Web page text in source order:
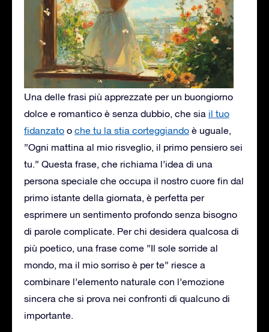
Una delle frasi più apprezzate per un buongiorno
dolce e romantico è senza dubbio, che sia il tuo
fidanzato o che tu la stia corteggiando è uguale,
”Ogni mattina al mio risveglio, il primo pensiero sei
tu.” Questa frase, che richiama l’idea di una
persona speciale che occupa il nostro cuore fin dal
primo istante della giornata, è perfetta per
esprimere un sentimento profondo senza bisogno
di parole complicate. Per chi desidera qualcosa di
più poetico, una frase come ”Il sole sorride al
mondo, ma il mio sorriso è per te” riesce a
combinare l’elemento naturale con l’emozione
sincera che si prova nei confronti di qualcuno di
importante.